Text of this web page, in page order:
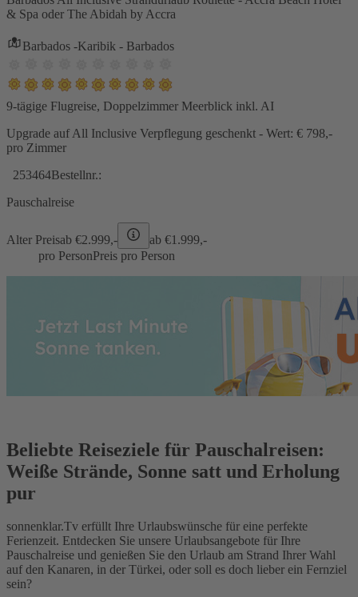
& Spa oder The Abidah by Accra
Barbados -Karibik - Barbados
9-tägige Flugreise, Doppelzimmer Meerblick inkl. AI
Upgrade auf All Inclusive Verpflegung geschenkt - Wert: € 798,-
pro Zimmer
253464Bestellnr.:
Pauschalreise
Alter Preisab €2.999,- ab €1.999,-
pro PersonPreis pro Person
Beliebte Reiseziele für Pauschalreisen:
Weiße Strände, Sonne satt und Erholung
pur
sonnenklar.Tv erfüllt Ihre Urlaubswünsche für eine perfekte
Ferienzeit. Entdecken Sie unsere Urlaubsangebote für Ihre
Pauschalreise und genießen Sie den Urlaub am Strand Ihrer Wahl
auf den Kanaren, in der Türkei, oder soll es doch lieber ein Fernziel
sein?